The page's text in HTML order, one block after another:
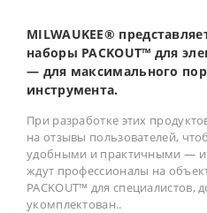
MILWAUKEE®
наборы PACKOUT™ для
— для максимального
инструмента.
При разработке этих
на отзывы пользователей,
удобными и практичными —
ждут профессионалы на
PACKOUT™ для специалистов,
укомплектован..